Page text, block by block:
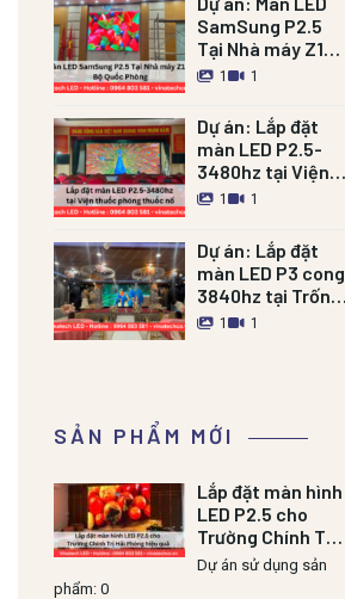
SamSung P2.5
Tại Nhà máy Z121
Bộ Quốc Phòng
1 1
Dự án: Lắp đặt
màn LED P2.5-
3480hz tại Viện
thuốc phóng
1 1
Dự án: Lắp đặt
màn LED P3 cong
3840hz tại Trống
đồng Palace Nam
1 1
SẢN PHẨM MỚI
Lắp đặt màn hình
LED P2.5 cho
Trường Chính Trị
Hải Phòng hiệu
quả
Dự án sử dụng sản
phẩm: 0